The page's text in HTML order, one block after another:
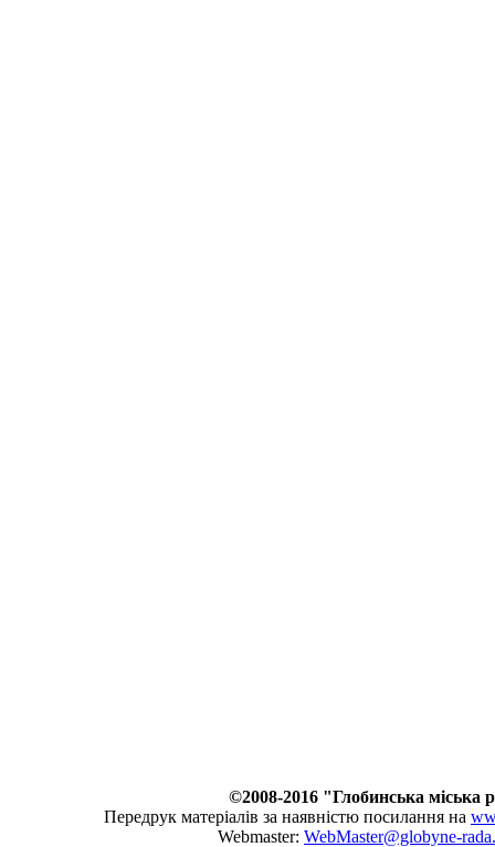
©2008-2016 "Глобинська міська
Передрук матеріалів за наявністю посилання на
Webmaster: WebMaster@globyne-